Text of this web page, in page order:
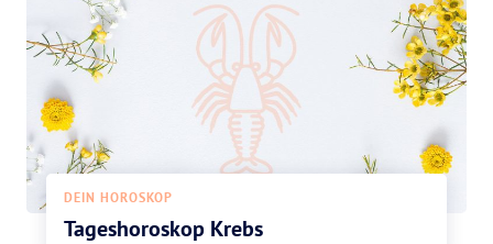
DEIN HOROSKOP
Tageshoroskop Krebs